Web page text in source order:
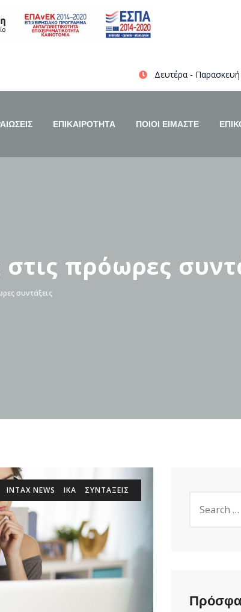
Δευτέρα -
ΕΠΙΚΑΙΡΟΤΗΤΑ ΠΟΙΟΊ ΕΊΜΑΣΤΕ
πρόωρες
συντάξεις
INTAX NEWS ΙΚΑ ΣΥΝΤΑΞΕΙΣ